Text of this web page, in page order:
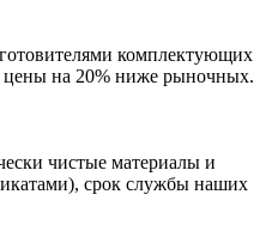
комплектующих
цены на 20% ниже рыночных.
чистые материалы и
срок службы наших